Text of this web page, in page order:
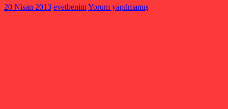
20 Nisan 2013 evetbenimYorum yapılmamış